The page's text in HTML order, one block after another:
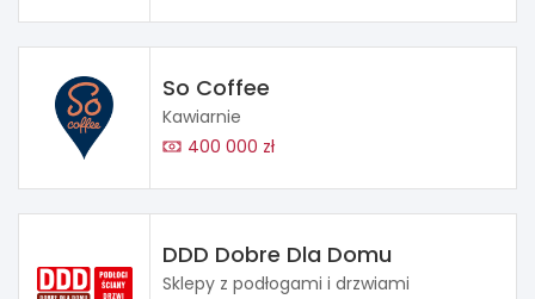
So Coffee
Kawiarnie
400 000 zł
DDD Dobre Dla Domu
Sklepy z podłogami i drzwiami